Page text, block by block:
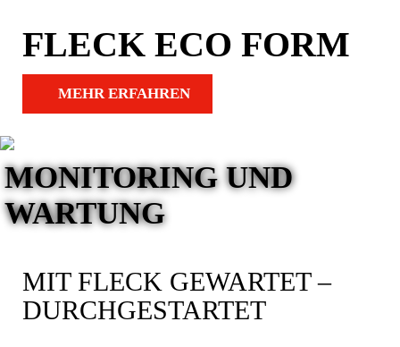
FLECK ECO FORM
MEHR ERFAHREN
MONITORING UND
WARTUNG
MIT FLECK GEWARTET –
DURCHGESTARTET